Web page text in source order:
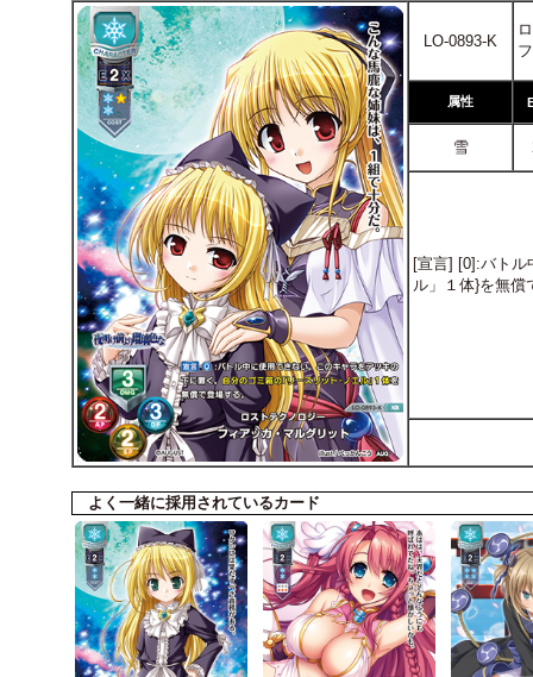
LO-0893-K
属性
雪
[宣言] [0]:バトル
ル」１体}を無償
よく一緒に採用されているカード